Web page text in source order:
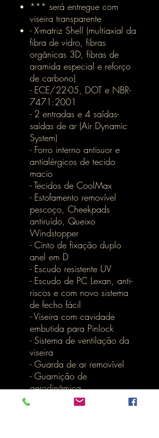
*** será entregue com
viseira transparente
- X-matriz Shell (multiaxial da
fibra de vidro, fibras
orgânicas 3D, fibras de
aramida especial e reforço
de carbono)
- ECE/22-05, DOT e NBR-
7471:2001
- 2 entradas e 4 saídas-
saídas de ar (Air Dynamic
System)
- Forro interno antisuor e
antialérgicos de tecido
macio
- Tecidos de CoolMax
- Estofamento removível
pescoço, Cheekpads
antiruído, Queixo
Windstopper
- Cinto de fixação duplo
anel em D
- Escudo resistente UV
- Escudo de PC Lexan, anti-
riscos e com novo sistema
de fecho fácil
- Viseira com cavidade
embutida para Pinlock
- Sistema de ventilação da
viseira
- Guarda de ar removível
- Guarnição de
aerodinâmica
- Spoiler aerodinâmico